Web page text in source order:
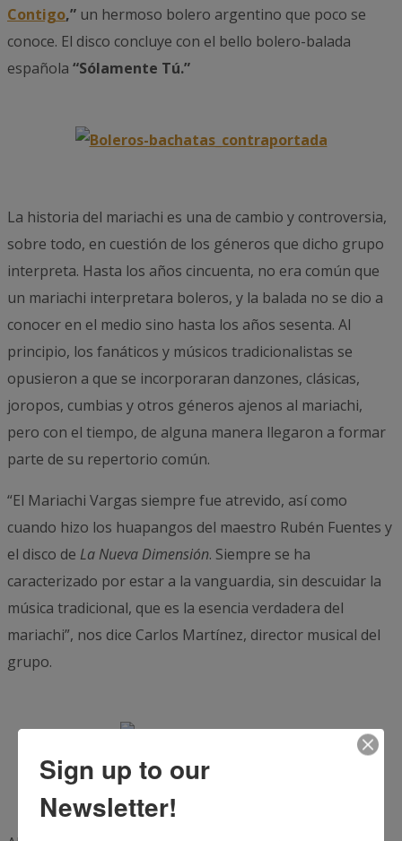
Contigo,” un hermoso bolero argentino que poco se
conoce. El disco concluye con el bello bolero-balada
española “Sólamente Tú.”
La historia del mariachi es una de cambio y controversia,
sobre todo, en cuestión de los géneros que dicho grupo
interpreta. Hasta los años cincuenta, no era común que
un mariachi interpretara boleros, y la balada no se dio a
conocer en el medio sino hasta los años sesenta. Al
principio, los fanáticos y músicos tradicionalistas se
opusieron a que se incorporaran danzones, clásicas,
joropos, cumbias y otros géneros ajenos al mariachi,
pero con el tiempo, de alguna manera llegaron a formar
parte de su repertorio común.
“El Mariachi Vargas siempre fue atrevido, así como
cuando hizo los huapangos del maestro Rubén Fuentes y
el disco de La Nueva Dimensión. Siempre se ha
caracterizado por estar a la vanguardia, sin descuidar la
música tradicional, que es la esencia verdadera del
mariachi”, nos dice Carlos Martínez, director musical del
grupo.
Carlos Martínez y don Rubén Fuentes
Sign up to our
Newsletter!